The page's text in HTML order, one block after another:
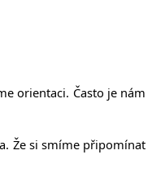
orientaci. Často je nám
Že si smíme připomínat